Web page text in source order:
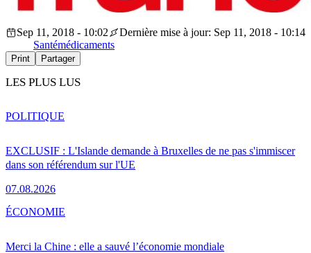
Sep 11, 2018 - 10:02
Dernière mise à jour: Sep 11, 2018 - 10:14
Santémédicaments
Print Partager
LES PLUS LUS
EXCLUSIF : L'Islande demande à Bruxelles de ne pas s'immiscer
dans son référendum sur l'UE
07.08.2026
POLITIQUE
Merci la Chine : elle a sauvé l’économie mondiale
ÉCONOMIE